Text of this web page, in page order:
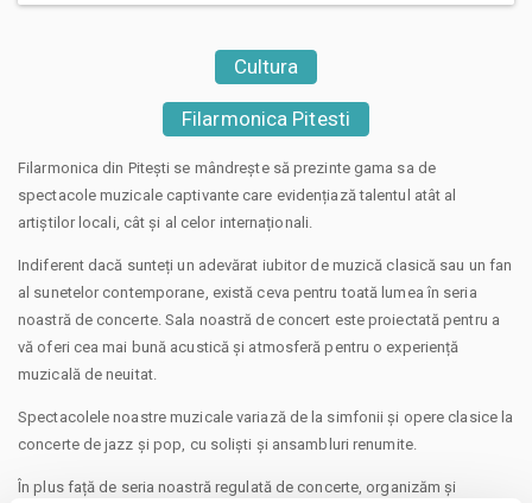
Cultura
Filarmonica Pitesti
Filarmonica din Pitești se mândrește să prezinte gama sa de
spectacole muzicale captivante care evidențiază talentul atât al
artiștilor locali, cât și al celor internaționali.
Indiferent dacă sunteți un adevărat iubitor de muzică clasică sau un fan
al sunetelor contemporane, există ceva pentru toată lumea în seria
noastră de concerte. Sala noastră de concert este proiectată pentru a
vă oferi cea mai bună acustică și atmosferă pentru o experiență
muzicală de neuitat.
Spectacolele noastre muzicale variază de la simfonii și opere clasice la
concerte de jazz și pop, cu soliști și ansambluri renumite.
În plus față de seria noastră regulată de concerte, organizăm și